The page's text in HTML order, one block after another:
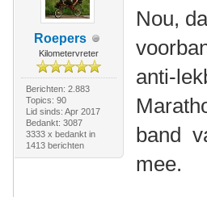
Roepers
Kilometervreter
Berichten: 2.883
Topics: 90
Lid sinds: Apr 2017
Bedankt: 3087
3333 x bedankt in
1413 berichten
Nou,
anti-
band
mee.